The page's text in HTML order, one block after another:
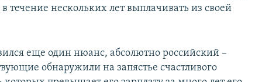
течение нескольких лет выплачивать из своей
еще один нюанс, абсолютно российский –
обнаружили на запястье счастливого